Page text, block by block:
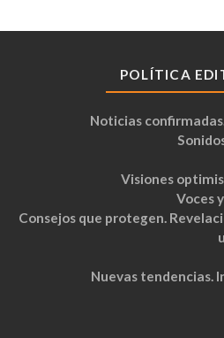
POLÍTICA
Noticias
Visiones
Voces
Consejos que protegen.
Nuevas tendencias.